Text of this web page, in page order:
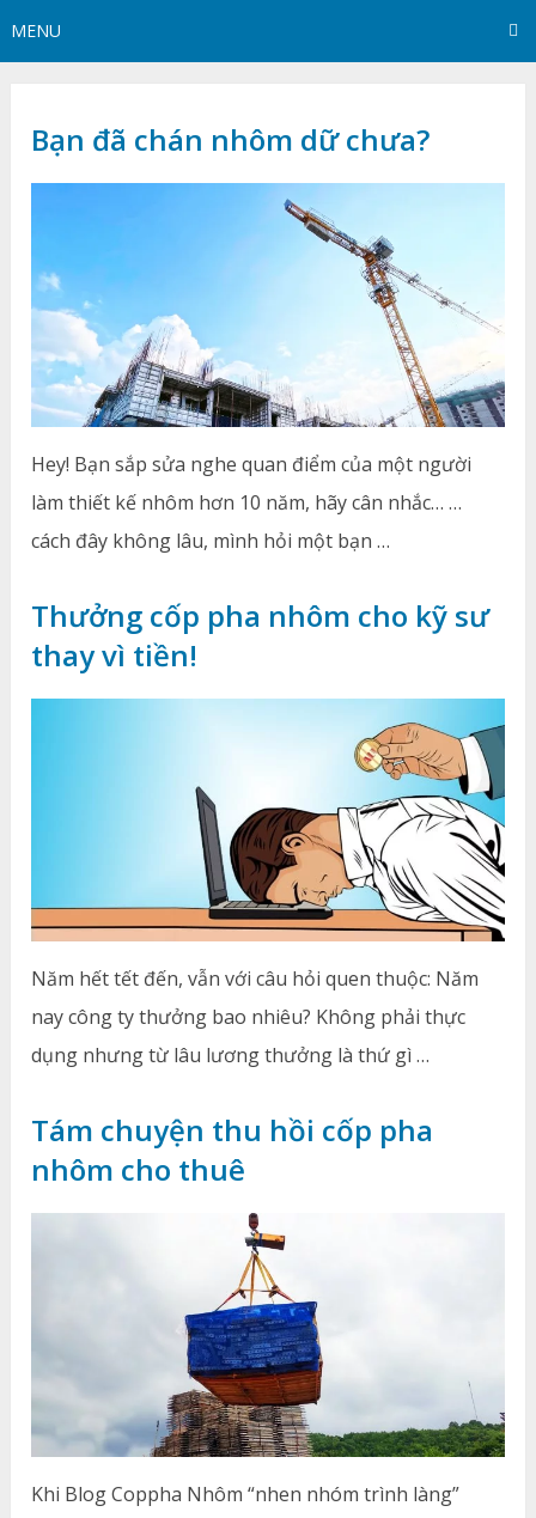
MENU
Bạn đã chán nhôm dữ chưa?
Hey! Bạn sắp sửa nghe quan điểm của một người
làm thiết kế nhôm hơn 10 năm, hãy cân nhắc… …
cách đây không lâu, mình hỏi một bạn …
Thưởng cốp pha nhôm cho kỹ sư
thay vì tiền!
Năm hết tết đến, vẫn với câu hỏi quen thuộc: Năm
nay công ty thưởng bao nhiêu? Không phải thực
dụng nhưng từ lâu lương thưởng là thứ gì …
Tám chuyện thu hồi cốp pha
nhôm cho thuê
Khi Blog Coppha Nhôm “nhen nhóm trình làng”